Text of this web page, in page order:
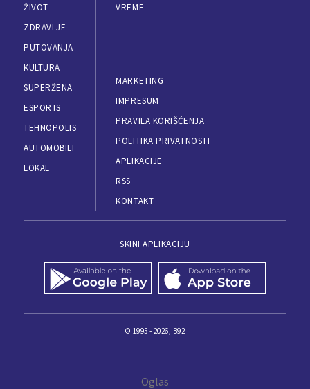
ŽIVOT
ZDRAVLJE
PUTOVANJA
KULTURA
SUPERŽENA
ESPORTS
TEHNOPOLIS
AUTOMOBILI
LOKAL
VREME
MARKETING
IMPRESUM
PRAVILA KORIŠĆENJA
POLITIKA PRIVATNOSTI
APLIKACIJE
RSS
KONTAKT
SKINI APLIKACIJU
© 1995 - 2026, B92